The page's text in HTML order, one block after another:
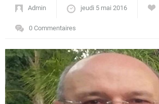
Circuits touristiques
Admin jeudi 5 mai 2016
0 Commentaires